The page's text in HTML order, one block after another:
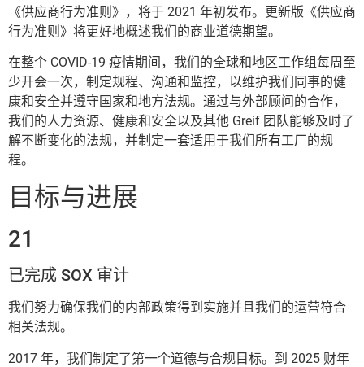
《供应商行为准则》，将于 2021 年初发布。更新版《供应商
行为准则》将更好地概述我们的商业道德期望。
在整个 COVID-19 疫情期间，我们的全球和地区工作组每周至
少开会一次，制定规程、沟通和监控，以维护我们同事的健
康和安全并遵守国家和地方法规。通过与外部顾问的合作，
我们的人力资源、健康和安全以及其他 Greif 团队能够及时了
解不断变化的法规，并制定一套适用于我们所有工厂的规
程。
目标与进展
21
已完成 SOX 审计
我们努力确保我们的内部政策得到实施并且我们的运营符合
相关法规。
2017 年，我们制定了第一个道德与合规目标。到 2025 财年